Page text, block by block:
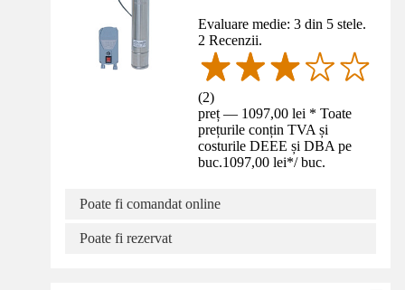
Evaluare medie: 3 din 5 stele.
2 Recenzii.
(2)
preț — 1097,00 lei * Toate
prețurile conțin TVA și
costurile DEEE și DBA pe
buc.1097,00 lei*/ buc.
Poate fi comandat online
Poate fi rezervat